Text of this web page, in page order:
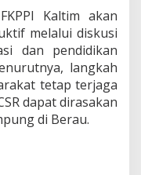
Kaltim akan
melalui diskusi
dan pendidikan
langkah
tetap terjaga
dapat dirasakan
di Berau.